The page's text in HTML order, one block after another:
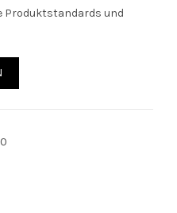
Produktstandards und